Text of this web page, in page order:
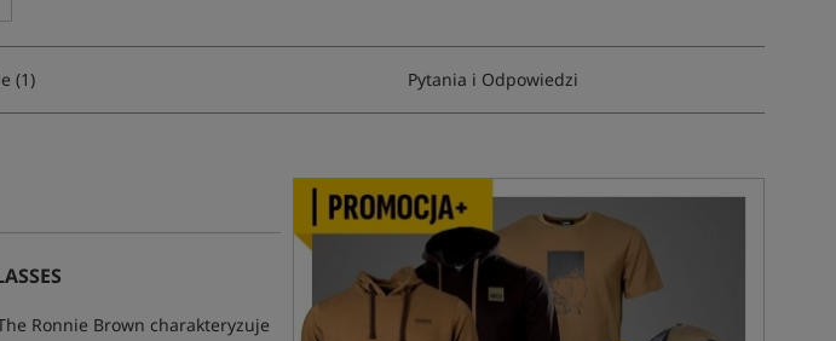
(1) Pytania i Odpowiedzi
Ronnie Brown charakteryzuje